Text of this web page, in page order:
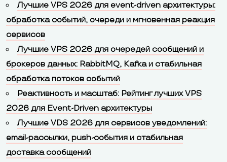
Лучшие VPS 2026 для event-driven архитектуры:
обработка событий, очереди и мгновенная реакция
сервисов
Лучшие VPS 2026 для очередей сообщений и
брокеров данных: RabbitMQ, Kafka и стабильная
обработка потоков событий
Реактивность и масштаб: Рейтинг лучших VPS
2026 для Event-Driven архитектуры
Лучшие VDS 2026 для сервисов уведомлений:
email-рассылки, push-события и стабильная
доставка сообщений